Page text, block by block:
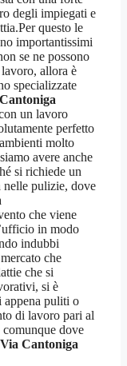
degli impiegati e
questo le
importantissimi
se ne possono
allora è
specializzate
un lavoro
perfetto
molto
avere anche
si richiede un
nelle pulizie, dove
che viene
in modo
indubbi
che
che si
si è
appena puliti o
di lavoro pari al
dove
Cantoniga